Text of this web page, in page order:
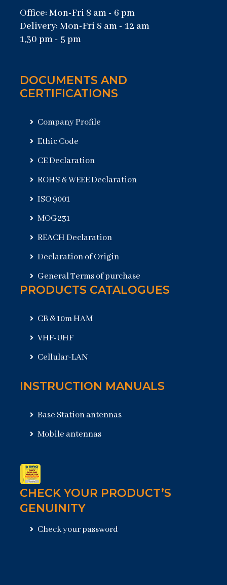
Office: Mon-Fri 8 am - 6 pm
Delivery: Mon-Fri 8 am - 12 am
1,30 pm - 5 pm
DOCUMENTS AND
CERTIFICATIONS
Company Profile
Ethic Code
CE Declaration
ROHS & WEEE Declaration
ISO 9001
MOG231
REACH Declaration
Declaration of Origin
General Terms of purchase
PRODUCTS CATALOGUES
CB & 10m HAM
VHF-UHF
Cellular-LAN
INSTRUCTION MANUALS
Base Station antennas
Mobile antennas
CHECK YOUR PRODUCT’S
GENUINITY
Check your password